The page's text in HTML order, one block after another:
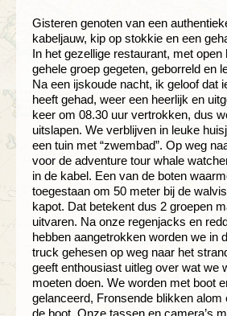
Gisteren genoten van een
kabeljauw, kip op stokkie en een
In het gezellige restaurant, met open
gehele groep gegeten, geborreld en
Na een ijskoude nacht, ik geloof dat
heeft gehad, weer een heerlijk en
keer om 08.30 uur vertrokken, dus
uitslapen. We verblijven in leuke
een tuin met “zwembad”. Op weg
voor de adventure tour whale
in de kabel. Een van de boten
toegestaan om 50 meter bij de
kapot. Dat betekent dus 2 groepen
uitvaren. Na onze regenjacks en
hebben aangetrokken worden we in
truck gehesen op weg naar het
geeft enthousiast uitleg over wat we
moeten doen. We worden met boot
gelanceerd, Fronsende blikken alom
de boot. Onze tassen en camera’s